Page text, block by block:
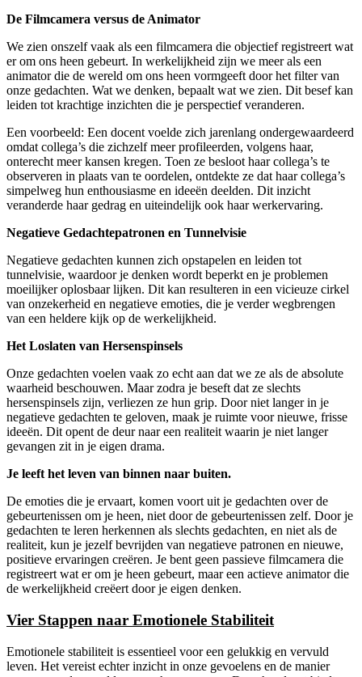
De Filmcamera versus de Animator
We zien onszelf vaak als een filmcamera die objectief registreert wat
er om ons heen gebeurt. In werkelijkheid zijn we meer als een
animator die de wereld om ons heen vormgeeft door het filter van
onze gedachten. Wat we denken, bepaalt wat we zien. Dit besef kan
leiden tot krachtige inzichten die je perspectief veranderen.
Een voorbeeld: Een docent voelde zich jarenlang ondergewaardeerd
omdat collega’s die zichzelf meer profileerden, volgens haar,
onterecht meer kansen kregen. Toen ze besloot haar collega’s te
observeren in plaats van te oordelen, ontdekte ze dat haar collega’s
simpelweg hun enthousiasme en ideeën deelden. Dit inzicht
veranderde haar gedrag en uiteindelijk ook haar werkervaring.
Negatieve Gedachtepatronen en Tunnelvisie
Negatieve gedachten kunnen zich opstapelen en leiden tot
tunnelvisie, waardoor je denken wordt beperkt en je problemen
moeilijker oplosbaar lijken. Dit kan resulteren in een vicieuze cirkel
van onzekerheid en negatieve emoties, die je verder wegbrengen
van een heldere kijk op de werkelijkheid.
Het Loslaten van Hersenspinsels
Onze gedachten voelen vaak zo echt aan dat we ze als de absolute
waarheid beschouwen. Maar zodra je beseft dat ze slechts
hersenspinsels zijn, verliezen ze hun grip. Door niet langer in je
negatieve gedachten te geloven, maak je ruimte voor nieuwe, frisse
ideeën. Dit opent de deur naar een realiteit waarin je niet langer
gevangen zit in je eigen drama.
Je leeft het leven van binnen naar buiten.
De emoties die je ervaart, komen voort uit je gedachten over de
gebeurtenissen om je heen, niet door de gebeurtenissen zelf. Door je
gedachten te leren herkennen als slechts gedachten, en niet als de
realiteit, kun je jezelf bevrijden van negatieve patronen en nieuwe,
positieve ervaringen creëren. Je bent geen passieve filmcamera die
registreert wat er om je heen gebeurt, maar een actieve animator die
de werkelijkheid creëert door je eigen denken.
Vier Stappen naar Emotionele Stabiliteit
Emotionele stabiliteit is essentieel voor een gelukkig en vervuld
leven. Het vereist echter inzicht in onze gevoelens en de manier